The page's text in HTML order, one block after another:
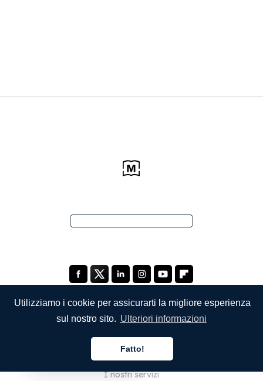
Utilizziamo i cookie per assicurarti la migliore esperienza
sul nostro sito. Ulteriori informazioni
Fatto!
Chi siamo
I nostri servizi
Italiano